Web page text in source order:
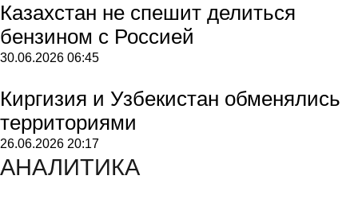
Казахстан не спешит делиться
бензином с Россией
30.06.2026 06:45
Киргизия и Узбекистан обменялись
территориями
26.06.2026 20:17
АНАЛИТИКА